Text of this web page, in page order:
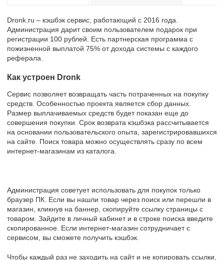
Dronk.ru – кэшбэк сервис, работающий с 2016 года.
Администрация дарит своим пользователем подарок при
регистрации 100 рублей. Есть партнерская программа с
пожизненной выплатой 75% от дохода системы с каждого
реферала.
Как устроен Dronk
Сервис позволяет возвращать часть потраченных на покупку
средств. Особенностью проекта является сбор данных.
Размер выплачиваемых средств будет показан еще до
совершения покупки. Срок возврата кэшбэка рассчитывается
на основании пользовательского опыта, зарегистрировавшихся
на сайте. Поиск товара можно осуществлять сразу по всем
интернет-магазинам из каталога.
Администрация советует использовать для покупок только
браузер ПК. Если вы нашли товар через поиск или перешли в
магазин, кликнув на баннер, скопируйте ссылку страницы с
товаром. Зайдите в личный кабинет и в строке поиска введите
скопированное. Если интернет-магазин сотрудничает с
сервисом, вы сможете получить кэшбэк.
Чтобы каждый раз не заходить на сайт и не копировать ссылки,